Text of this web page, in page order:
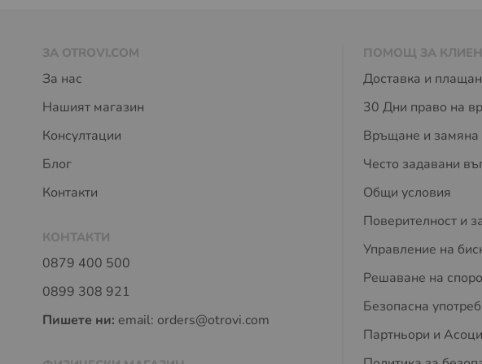
ЗА OTROVI.COM
За нас
Нашият магазин
Консултации
Блог
Контакти
КОНТАКТИ
0879 400 500
0899 308 921
Пишете ни: email: orders@otrovi.com
ПОМОЩ ЗА
Доставка и
30 Дни право на
Връщане и замяна
Често задавани
Общи условия
Поверителност и
Управление на
Решаване на
Безопасна
Партньори и